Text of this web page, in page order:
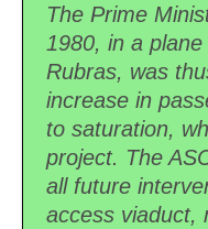
The Prime
1980, in a
Rubras, was
increase in
to saturation,
project. The
all future
access viaduct,